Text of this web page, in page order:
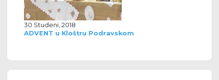
30 Studeni, 2018
ADVENT u Kloštru Podravskom